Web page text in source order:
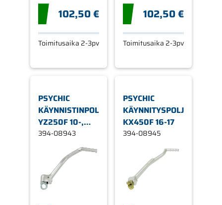
102,50 €
Toimitusaika 2-3pv
102,50 €
Toimitusaika 2-3pv
PSYCHIC
KÄYNNISTINPOLJIN
YZ250F 10-,
WR250F 15-
394-08943
PSYCHIC
KÄYNNITYSPOLJIN
KX450F 16-17
394-08945